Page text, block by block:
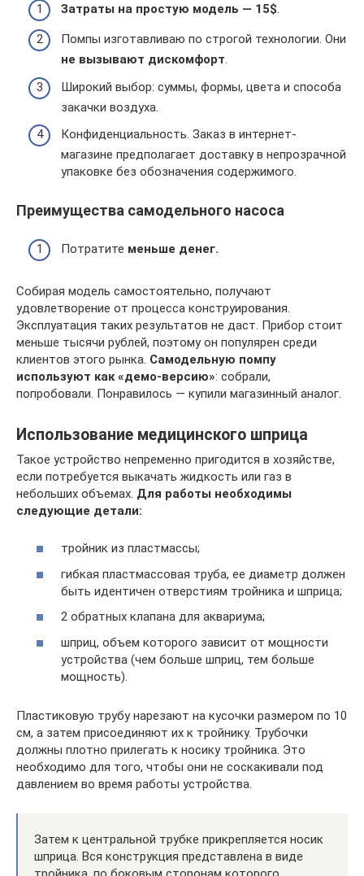
Затраты на простую модель — 15$.
Помпы изготавливаю по строгой технологии. Они
не вызывают дискомфорт.
Широкий выбор: суммы, формы, цвета и способа
закачки воздуха.
Конфиденциальность. Заказ в интернет-
магазине предполагает доставку в непрозрачной
упаковке без обозначения содержимого.
Преимущества самодельного насоса
Потратите меньше денег.
Собирая модель самостоятельно, получают
удовлетворение от процесса конструирования.
Эксплуатация таких результатов не даст. Прибор стоит
меньше тысячи рублей, поэтому он популярен среди
клиентов этого рынка. Самодельную помпу
используют как «демо-версию»: собрали,
попробовали. Понравилось — купили магазинный аналог.
Использование медицинского шприца
Такое устройство непременно пригодится в хозяйстве,
если потребуется выкачать жидкость или газ в
небольших объемах. Для работы необходимы
следующие детали:
тройник из пластмассы;
гибкая пластмассовая труба, ее диаметр должен
быть идентичен отверстиям тройника и шприца;
2 обратных клапана для аквариума;
шприц, объем которого зависит от мощности
устройства (чем больше шприц, тем больше
мощность).
Пластиковую трубу нарезают на кусочки размером по 10
см, а затем присоединяют их к тройнику. Трубочки
должны плотно прилегать к носику тройника. Это
необходимо для того, чтобы они не соскакивали под
давлением во время работы устройства.
Затем к центральной трубке прикрепляется носик
шприца. Вся конструкция представлена в виде